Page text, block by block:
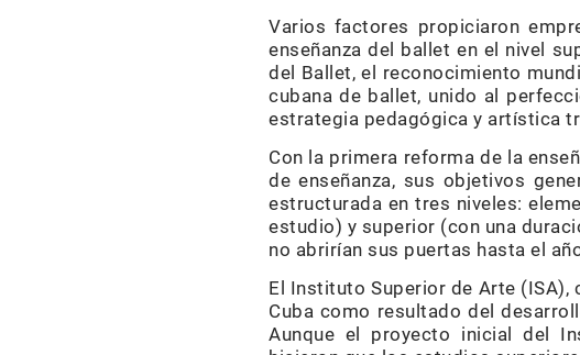
Varios factores propiciaron
enseñanza del ballet en el nivel
del Ballet, el reconocimiento
cubana de ballet, unido al
estrategia pedagógica y artística
Con la primera reforma de la
de enseñanza, sus objetivos
estructurada en tres niveles:
estudio) y superior (con una
no abrirían sus puertas hasta el
El Instituto Superior de Arte
Cuba como resultado del
Aunque el proyecto inicial del